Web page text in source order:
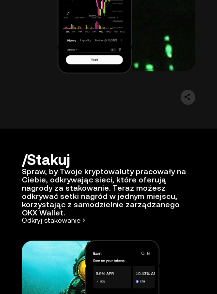
Stakuj
Spraw, by Twoje kryptowaluty pracowały na
Ciebie, odkrywając sieci, które oferują
nagrody za stakowanie. Teraz możesz
odkrywać setki nagród w jednym miejscu,
korzystając z samodzielnie zarządzanego
OKX Wallet.
Odkryj stakowanie